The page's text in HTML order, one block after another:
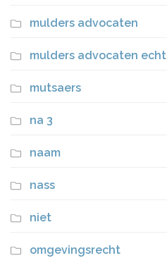
mulders advocaten
mulders advocaten echt
mutsaers
na 3
naam
nass
niet
omgevingsrecht